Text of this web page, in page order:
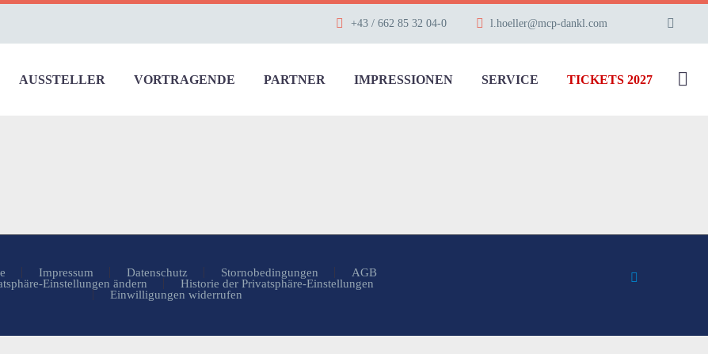
+43 / 662 85 32 04-0 l.hoeller@mcp-dankl.com
AUSSTELLER VORTRAGENDE PARTNER IMPRESSIONEN SERVICE TICKETS 2027
Impressum Datenschutz Stornobedingungen
AGB
Einstellungen ändern
Historie der Privatsphäre-Einstellungen
Einwilligungen widerrufen